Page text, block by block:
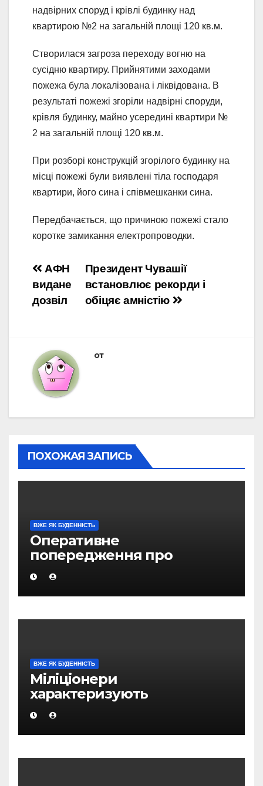
надвірних споруд і крівлі будинку над
квартирою №2 на загальній площі 120 кв.м.
Створилася загроза переходу вогню на
сусідню квартиру. Прийнятими заходами
пожежа була локалізована і ліквідована. В
результаті пожежі згоріли надвірні споруди,
крівля будинку, майно усередині квартири №
2 на загальній площі 120 кв.м.
При розборі конструкцій згорілого будинку на
місці пожежі були виявлені тіла господаря
квартири, його сина і співмешканки сина.
Передбачається, що причиною пожежі стало
коротке замикання електропроводки.
Навигация
по
Президент Чувашії
встановлює рекорди і
обіцяє амністію
АФН
видане
дозвіл
от
ПОХОЖАЯ ЗАПИСЬ
ВЖЕ ЯК БУДЕННІСТЬ
Оперативне
попередження про
вірогідність виникнення
надзвичайних ситуацій на
території Магаданської
ВЖЕ ЯК БУДЕННІСТЬ
Міліціонери
характеризують
оперативну обстановку в
Магадані, як відносно
стабільну